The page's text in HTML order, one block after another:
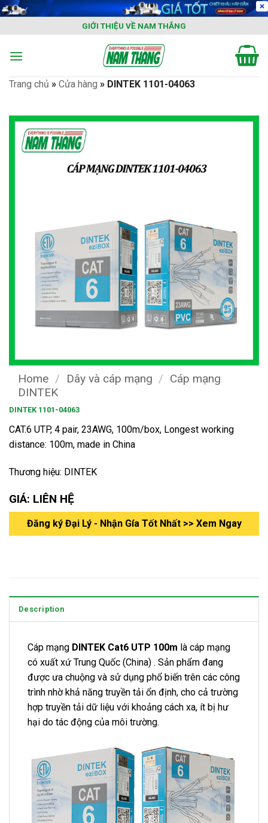
Skip
content
GIỚI THIỆU VỀ NAM THẮNG
Trang chủ » Cửa hàng » DINTEK 1101-04063
Home / Dây và cáp mạng / Cáp mạng
DINTEK
DINTEK 1101-04063
CAT.6 UTP, 4 pair, 23AWG, 100m/box, Longest working
distance: 100m, made in China
Thương hiệu: DINTEK
GIÁ: LIÊN HỆ
Đăng ký Đại Lý - Nhận Gía Tốt Nhất >> Xem Ngay
Description
Cáp mạng DINTEK Cat6 UTP 100m là cáp mạng
có xuất xứ Trung Quốc (China) . Sản phẩm đang
được ưa chuộng và sử dụng phổ biến trên các công
trình nhờ khả năng truyền tải ổn định, cho cả trường
hợp truyền tải dữ liệu với khoảng cách xa, ít bị hư
hại do tác động của môi trường.